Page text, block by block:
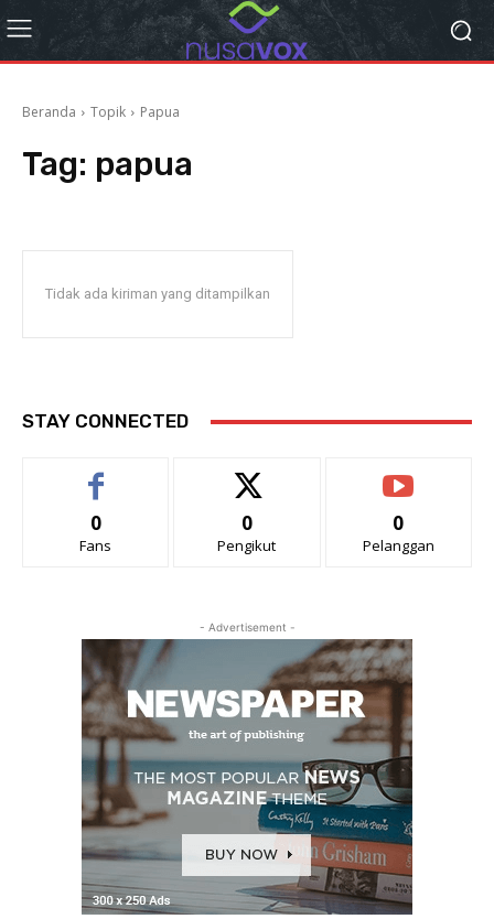
Beranda Topik Papua
Tag: papua
Tidak ada kiriman yang ditampilkan
STAY CONNECTED
0
Fans
0
Pengikut
0
Pelanggan
- Advertisement -